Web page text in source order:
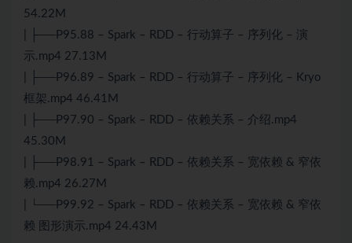
54.22M
| ├──P95.88 – Spark – RDD – 行动算子 – 序列化 – 演
示.mp4 27.13M
| ├──P96.89 – Spark – RDD – 行动算子 – 序列化 – Kryo
框架.mp4 46.41M
| ├──P97.90 – Spark – RDD – 依赖关系 – 介绍.mp4
45.30M
| ├──P98.91 – Spark – RDD – 依赖关系 – 宽依赖 & 窄依
赖.mp4 26.27M
| └──P99.92 – Spark – RDD – 依赖关系 – 宽依赖 & 窄依
赖 图形演示.mp4 24.43M